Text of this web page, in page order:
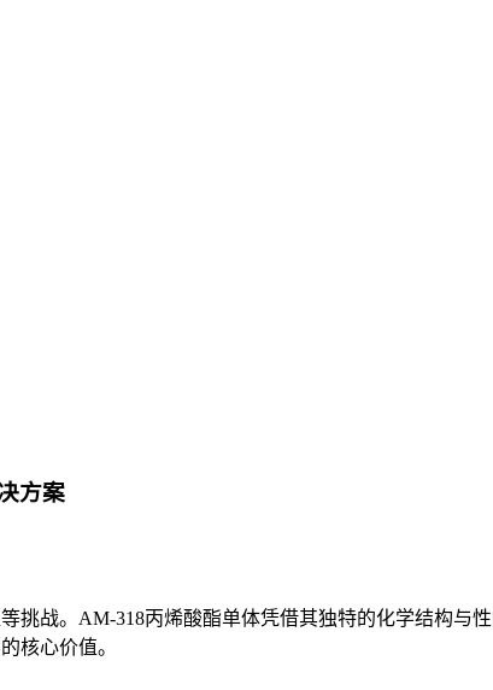
方案
挑战。 AM-318丙烯酸酯单体凭借其独特的化学结构与
核心价值。